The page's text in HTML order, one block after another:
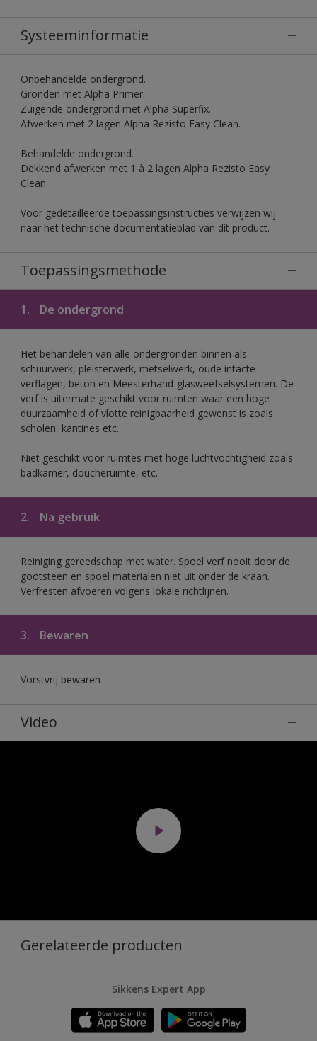
Systeeminformatie
Onbehandelde ondergrond.
Gronden met Alpha Primer.
Zuigende ondergrond met Alpha Superfix.
Afwerken met 2 lagen Alpha Rezisto Easy Clean.
Behandelde ondergrond.
Dekkend afwerken met 1 à 2 lagen Alpha Rezisto Easy
Clean.
Voor gedetailleerde toepassingsinstructies verwijzen wij
naar het technische documentatieblad van dit product.
Toepassingsmethode
1. De ondergrond
Het behandelen van alle ondergronden binnen als
schuurwerk, pleisterwerk, metselwerk, oude intacte
verflagen, beton en Meesterhand-glasweefselsystemen. De
verf is uitermate geschikt voor ruimten waar een hoge
duurzaamheid of vlotte reinigbaarheid gewenst is zoals
scholen, kantines etc.
Niet geschikt voor ruimtes met hoge luchtvochtigheid zoals
badkamer, doucheruimte, etc.
2. Na gebruik
Reiniging gereedschap met water. Spoel verf nooit door de
gootsteen en spoel materialen niet uit onder de kraan.
Verfresten afvoeren volgens lokale richtlijnen.
3. Bewaren
Vorstvrij bewaren
Video
Gerelateerde producten
Sikkens Expert App